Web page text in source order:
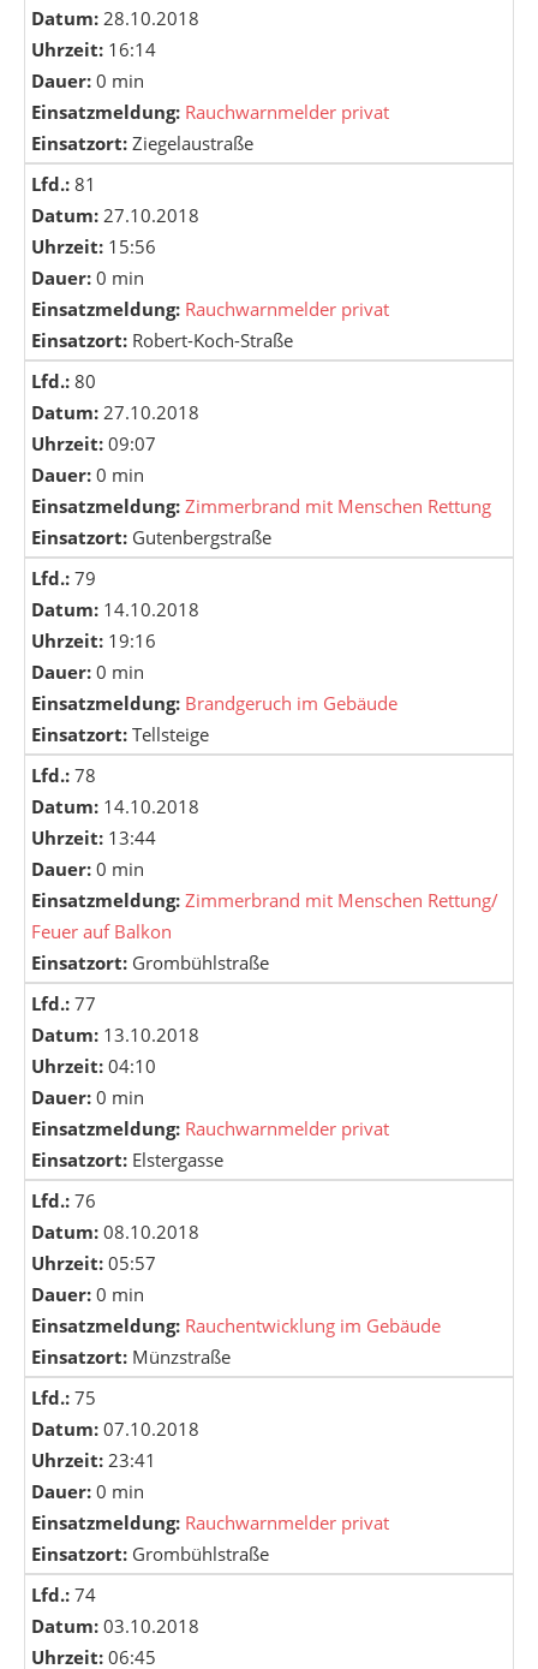
Datum: 28.10.2018
Uhrzeit: 16:14
Dauer: 0 min
Einsatzmeldung: Rauchwarnmelder privat
Einsatzort: Ziegelaustraße
Lfd.: 81
Datum: 27.10.2018
Uhrzeit: 15:56
Dauer: 0 min
Einsatzmeldung: Rauchwarnmelder privat
Einsatzort: Robert-Koch-Straße
Lfd.: 80
Datum: 27.10.2018
Uhrzeit: 09:07
Dauer: 0 min
Einsatzmeldung: Zimmerbrand mit Menschen Rettung
Einsatzort: Gutenbergstraße
Lfd.: 79
Datum: 14.10.2018
Uhrzeit: 19:16
Dauer: 0 min
Einsatzmeldung: Brandgeruch im Gebäude
Einsatzort: Tellsteige
Lfd.: 78
Datum: 14.10.2018
Uhrzeit: 13:44
Dauer: 0 min
Einsatzmeldung: Zimmerbrand mit Menschen Rettung/
Feuer auf Balkon
Einsatzort: Grombühlstraße
Lfd.: 77
Datum: 13.10.2018
Uhrzeit: 04:10
Dauer: 0 min
Einsatzmeldung: Rauchwarnmelder privat
Einsatzort: Elstergasse
Lfd.: 76
Datum: 08.10.2018
Uhrzeit: 05:57
Dauer: 0 min
Einsatzmeldung: Rauchentwicklung im Gebäude
Einsatzort: Münzstraße
Lfd.: 75
Datum: 07.10.2018
Uhrzeit: 23:41
Dauer: 0 min
Einsatzmeldung: Rauchwarnmelder privat
Einsatzort: Grombühlstraße
Lfd.: 74
Datum: 03.10.2018
Uhrzeit: 06:45